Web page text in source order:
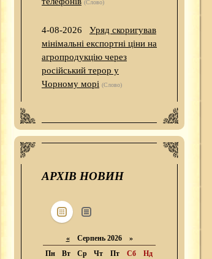
(Слово)
4-08-2026
Уряд скоригував
мінімальні експортні ціни на
агропродукцію через
російський терор у
Чорному морі (Слово)
АРХІВ НОВИН
«Серпень 2026 »
Пн
Вт Ср Чт Пт Сб
Нд